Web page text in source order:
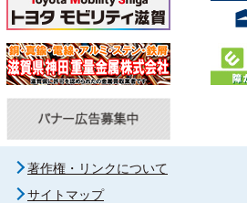
著作権・リンクについて
サイトマップ